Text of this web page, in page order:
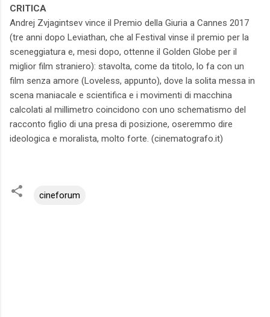
CRITICA
Andrej Zvjagintsev vince il Premio della Giuria a Cannes 2017
(tre anni dopo Leviathan, che al Festival vinse il premio per la
sceneggiatura e, mesi dopo, ottenne il Golden Globe per il
miglior film straniero): stavolta, come da titolo, lo fa con un
film senza amore (Loveless, appunto), dove la solita messa in
scena maniacale e scientifica e i movimenti di macchina
calcolati al millimetro coincidono con uno schematismo del
racconto figlio di una presa di posizione, oseremmo dire
ideologica e moralista, molto forte. (cinematografo.it)
cineforum